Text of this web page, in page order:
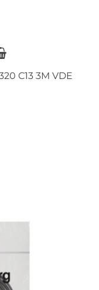
C13 3M VDE